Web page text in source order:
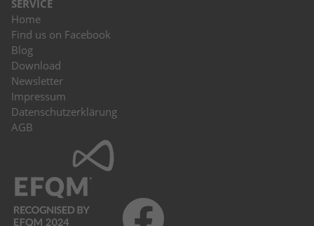
SERVICE
Home
Find us on Facebook
Blog
Download
Newsletter
Impressum
Datenschutzerklärung
AGB